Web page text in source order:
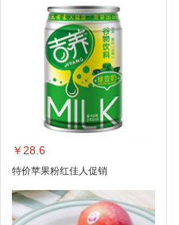
￥28.6
特价苹果粉红佳人促销